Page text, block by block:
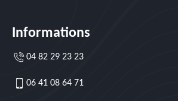
Informations
04 82 29 23 23
06 41 08 64 71